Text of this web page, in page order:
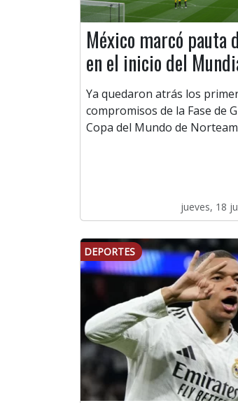
México marcó pauta
en el inicio del
Ya quedaron atrás los
compromisos de la Fase de
Copa del Mundo de
jueves, 18
DEPORTES